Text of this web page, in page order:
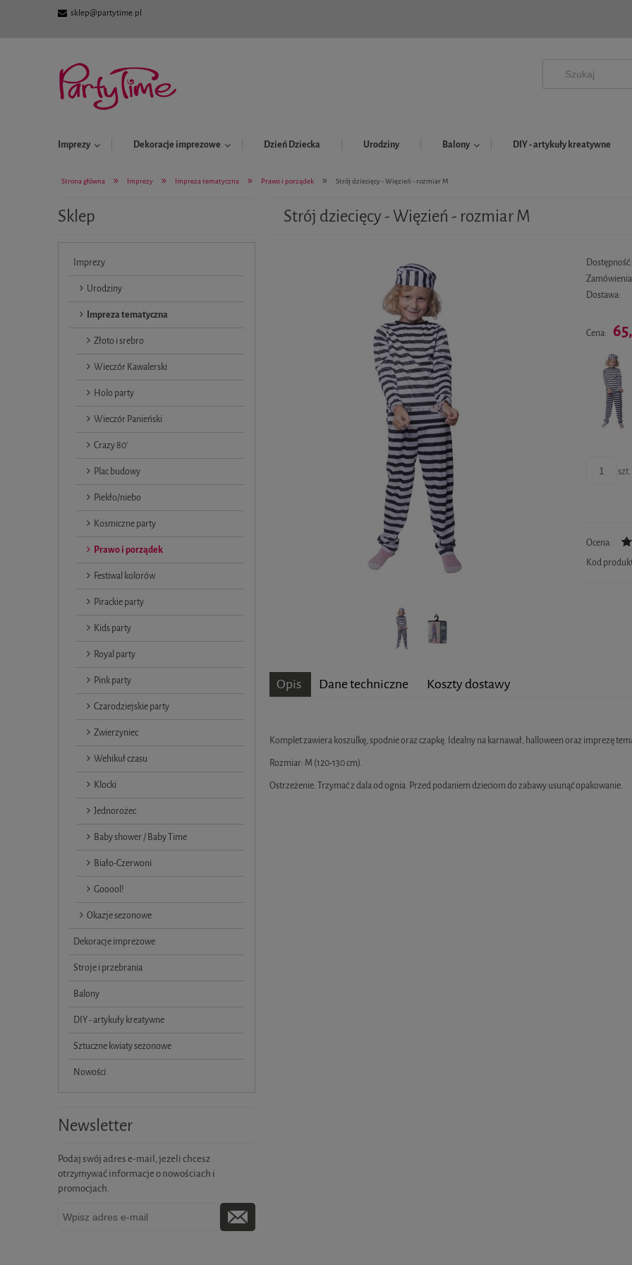
sklep@partytime.pl
Imprezy Dekoracje imprezowe Dzień Dziecka Urodziny Balony DIY - artykuły kreatywne
Strona główna » Imprezy » Impreza tematyczna » Prawo i porządek » Strój dziecięcy - Więzień - rozmiar M
Sklep
Imprezy
Urodziny
Impreza tematyczna
Złoto i srebro
Wieczór Kawalerski
Holo party
Wieczór Panieński
Crazy 80'
Plac budowy
Piekło/niebo
Kosmiczne party
Prawo i porządek
Festiwal kolorów
Pirackie party
Kids party
Royal party
Pink party
Czarodziejskie party
Zwierzyniec
Wehikuł czasu
Klocki
Jednorożec
Baby shower / Baby Time
Biało-Czerwoni
Gooool!
Okazje sezonowe
Dekoracje imprezowe
Stroje i przebrania
Balony
DIY - artykuły kreatywne
Sztuczne kwiaty sezonowe
Nowości
Newsletter
Podaj swój adres e-mail, jeżeli chcesz
otrzymywać informacje o nowościach i
promocjach.
Strój dziecięcy - Więzień - rozmiar M
Dostępność:
Dostawa:
Cena:
szt.
Ocena:
Kod
Opis Dane techniczne Koszty dostawy
Komplet zawiera koszulkę, spodnie oraz czapkę. Idealny na karnawał, halloween oraz imprezę
Rozmiar: M (120-130 cm).
Ostrzeżenie. Trzymać z dala od ognia. Przed podaniem dzieciom do zabawy usunąć opakowanie.